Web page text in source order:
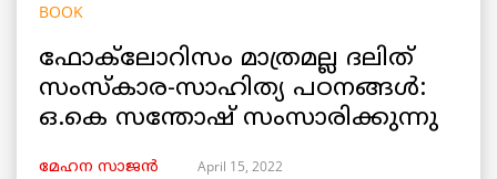
BOOK
ഫോക്‌ലോറിസം മാത്രമല്ല ദലിത്
സംസ്കാര-സാഹിത്യ പഠനങ്ങൾ:
ഒ.കെ സന്തോഷ്‌ സംസാരിക്കുന്നു
മേഹന സാജൻ April 15, 2022